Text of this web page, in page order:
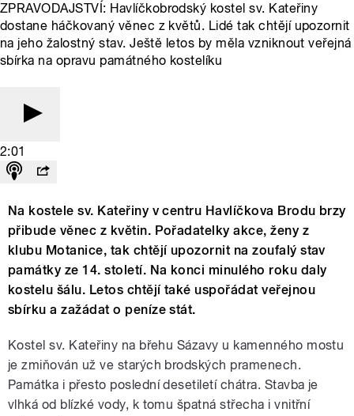
ZPRAVODAJSTVÍ: Havlíčkobrodský kostel sv. Kateřiny
dostane háčkovaný věnec z květů. Lidé tak chtějí upozornit
na jeho žalostný stav. Ještě letos by měla vzniknout veřejná
sbírka na opravu památného kostelíku
2:01
Na kostele sv. Kateřiny v centru Havlíčkova Brodu brzy
přibude věnec z květin. Pořadatelky akce, ženy z
klubu Motanice, tak chtějí upozornit na zoufalý stav
památky ze 14. století. Na konci minulého roku daly
kostelu šálu. Letos chtějí také uspořádat veřejnou
sbírku a zažádat o peníze stát.
Kostel sv. Kateřiny na břehu Sázavy u kamenného mostu
je zmiňován už ve starých brodských pramenech.
Památka i přesto poslední desetiletí chátra. Stavba je
vlhká od blízké vody, k tomu špatná střecha i vnitřní